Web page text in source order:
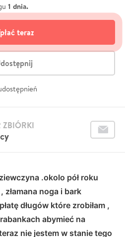
1 dnia.
teraz
ZBIÓRKI
.okolo pół roku
złamana noga i bark
długów które zrobiłam ,
abymieć na
nie jestem w stanie tego